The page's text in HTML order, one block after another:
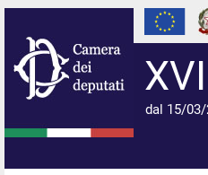
dal 15/